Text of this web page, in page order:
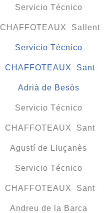
Servicio Técnico
CHAFFOTEAUX Sallent
Servicio Técnico
CHAFFOTEAUX Sant
Adrià de Besòs
Servicio Técnico
CHAFFOTEAUX Sant
Agustí de Lluçanès
Servicio Técnico
CHAFFOTEAUX Sant
Andreu de la Barca